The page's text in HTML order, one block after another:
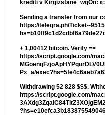
krediti v Kirgizstane_wgOn:
Sending a transfer from our
https://telegra.ph/Ticket--
+ 1,00412 bitсоin. Verify =>
https://script.google.com/
Px_a/
Withdrawing 52 828 $$$.
https://script.google.com/